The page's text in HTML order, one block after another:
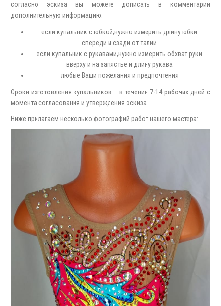
согласно эскиза вы можете дописать в комментарии
дополнительную информацию:
если купальник с юбкой,нужно измерить длину юбки
спереди и сзади от талии
если купальник с рукавами,нужно измерить обхват руки
вверху и на запястье и длину рукава
любые Ваши пожелания и предпочтения
Сроки изготовления купальников – в течении 7-14 рабочих дней с
момента согласования и утверждения эскиза.
Ниже прилагаем несколько фотографий работ нашего мастера: